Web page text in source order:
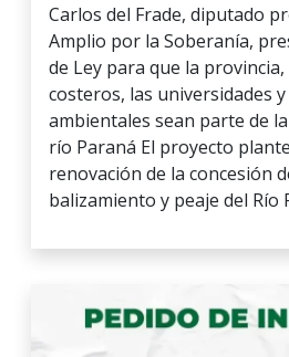
Carlos del Frade, diputado
Amplio por la Soberanía,
de Ley para que la
costeros, las universidades
ambientales sean parte de
río Paraná El proyecto
renovación de la concesión
balizamiento y peaje del Río